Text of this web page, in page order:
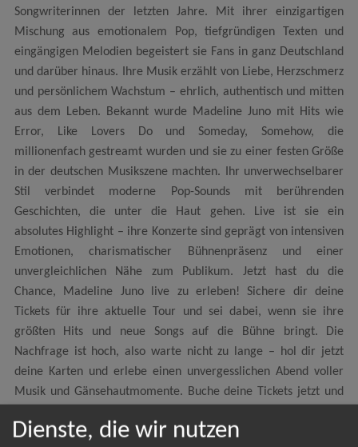
Songwriterinnen der letzten Jahre. Mit ihrer einzigartigen
Mischung aus emotionalem Pop, tiefgründigen Texten und
eingängigen Melodien begeistert sie Fans in ganz Deutschland
und darüber hinaus. Ihre Musik erzählt von Liebe, Herzschmerz
und persönlichem Wachstum – ehrlich, authentisch und mitten
aus dem Leben. Bekannt wurde Madeline Juno mit Hits wie
Error, Like Lovers Do und Someday, Somehow, die
millionenfach gestreamt wurden und sie zu einer festen Größe
in der deutschen Musikszene machten. Ihr unverwechselbarer
Stil verbindet moderne Pop-Sounds mit berührenden
Geschichten, die unter die Haut gehen. Live ist sie ein
absolutes Highlight – ihre Konzerte sind geprägt von intensiven
Emotionen, charismatischer Bühnenpräsenz und einer
unvergleichlichen Nähe zum Publikum. Jetzt hast du die
Chance, Madeline Juno live zu erleben! Sichere dir deine
Tickets für ihre aktuelle Tour und sei dabei, wenn sie ihre
größten Hits und neue Songs auf die Bühne bringt. Die
Nachfrage ist hoch, also warte nicht zu lange – hol dir jetzt
deine Karten und erlebe einen unvergesslichen Abend voller
Musik und Gänsehautmomente. Buche deine Tickets jetzt und
erleben!
Dienste, die wir nutzen